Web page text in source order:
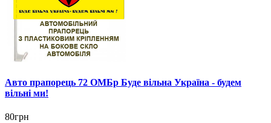
Авто прапорець 72 ОМБр Буде вільна Україна - будем
вільні ми!
80грн